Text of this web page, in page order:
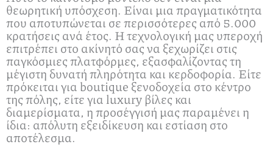
θεωρητική υπόσχεση. Είναι μια πραγματικότητα
που αποτυπώνεται σε περισσότερες από 5.000
κρατήσεις ανά έτος. Η τεχνολογική μας υπεροχή
επιτρέπει στο ακίνητό σας να ξεχωρίζει στις
παγκόσμιες πλατφόρμες, εξασφαλίζοντας τη
μέγιστη δυνατή πληρότητα και κερδοφορία. Είτε
πρόκειται για boutique ξενοδοχεία στο κέντρο
της πόλης, είτε για luxury βίλες και
διαμερίσματα, η προσέγγισή μας παραμένει η
ίδια: απόλυτη εξειδίκευση και εστίαση στο
αποτέλεσμα.